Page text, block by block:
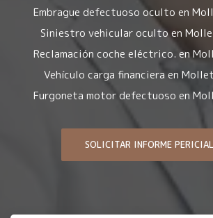
Embrague defectuoso oculto en
Siniestro vehicular oculto en
Reclamación coche eléctrico. en
Vehículo carga financiera en
Furgoneta motor defectuoso en
SOLICITAR INFORME PERICIAL